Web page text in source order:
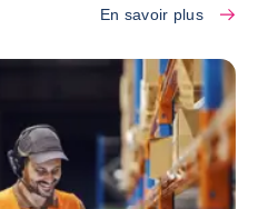
En savoir plus